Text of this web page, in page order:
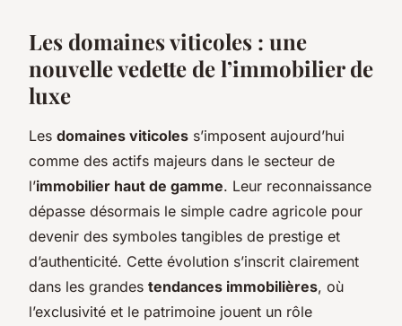
Les domaines viticoles : une
nouvelle vedette de l’immobilier de
luxe
Les domaines viticoles s’imposent aujourd’hui
comme des actifs majeurs dans le secteur de
l’immobilier haut de gamme. Leur reconnaissance
dépasse désormais le simple cadre agricole pour
devenir des symboles tangibles de prestige et
d’authenticité. Cette évolution s’inscrit clairement
dans les grandes tendances immobilières, où
l’exclusivité et le patrimoine jouent un rôle